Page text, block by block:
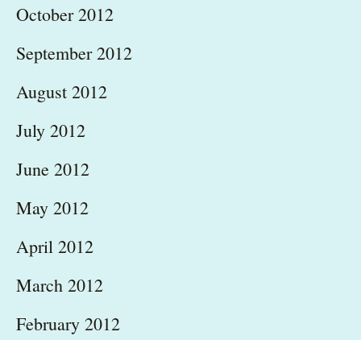
October 2012
September 2012
August 2012
July 2012
June 2012
May 2012
April 2012
March 2012
February 2012